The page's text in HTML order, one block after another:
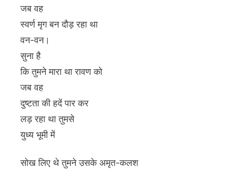
जब वह
स्वर्ण मृग बन दौड़ रहा था
वन-वन।
सुना है
कि तुमने मारा था रावण को
जब वह
दुष्टता की हदें पार कर
लड़ रहा था तुमसे
युध्य भूमी में
सोख लिए थे तुमने उसके अमृत-कलश